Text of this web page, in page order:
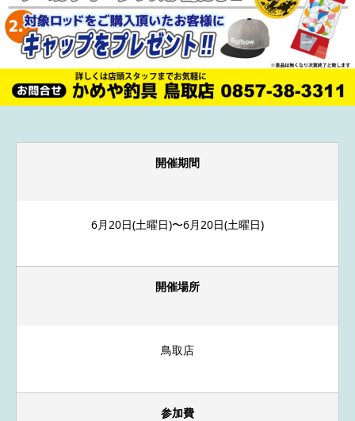
開催期間
6月20日(土曜日)〜6月20日(土曜日)
開催場所
鳥取店
参加費